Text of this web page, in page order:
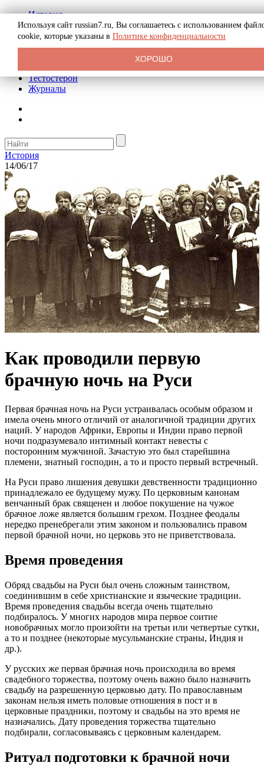
История
Биография
Криминал
Реклама на сайте
Тестостерон
Журналы
История
14/06/17
Как проводили первую
брачную ночь на Руси
Первая брачная ночь на Руси устраивалась особым образом и
имела очень много отличий от аналогичной традиции других
наций. У народов Африки, Европы и Индии право первой
ночи подразумевало интимный контакт невесты с
посторонним мужчиной. Зачастую это был старейшина
племени, знатный господин, а то и просто первый встречный.
На Руси право лишения девушки девственности традиционно
принадлежало ее будущему мужу. По церковным канонам
венчанный брак священен и любое покушение на чужое
брачное ложе является большим грехом. Позднее феодалы
нередко пренебрегали этим законом и пользовались правом
первой брачной ночи, но церковь это не приветствовала.
Время проведения
Обряд свадьбы на Руси был очень сложным таинством,
соединившим в себе христианские и языческие традиции.
Время проведения свадьбы всегда очень тщательно
подбиралось. У многих народов мира первое соитие
новобрачных могло произойти на третьи или четвертые сутки,
а то и позднее (некоторые мусульманские страны, Индия и
др.).
У русских же первая брачная ночь происходила во время
свадебного торжества, поэтому очень важно было назначить
свадьбу на разрешенную церковью дату. По православным
законам нельзя иметь половые отношения в пост и в
церковные праздники, поэтому и свадьбы на это время не
назначались. Дату проведения торжества тщательно
подбирали, согласовываясь с церковным календарем.
Ритуал подготовки к брачной ночи
Используя сайт russian7.ru, Вы соглашаетесь с использованием
cookie, которые указаны в Политике конфиденциальности
ХОРОШО